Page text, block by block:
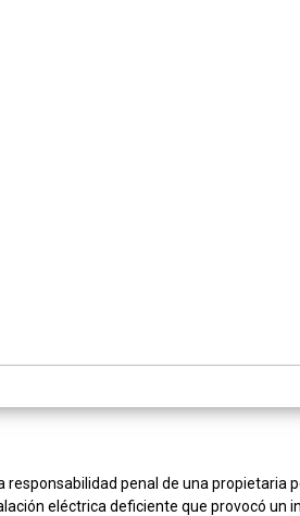
responsabilidad penal de una propietaria
eléctrica deficiente que provocó un